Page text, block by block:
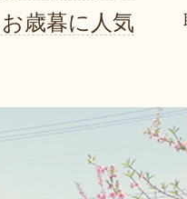
歳暮に人気